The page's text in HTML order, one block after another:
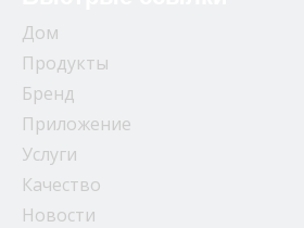
Дом
Продукты
Бренд
Приложение
Услуги
Качество
Новости